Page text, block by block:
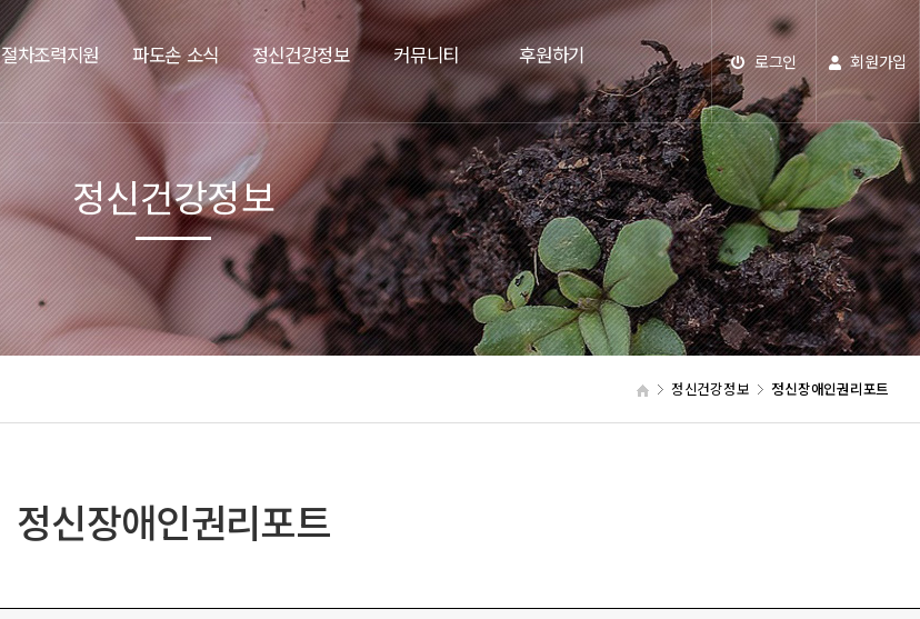
절차조력지원 파도손 소식 정신건강정보 커뮤니티 후원하기 로그인 회원가입
정신건강정보 정신장애인권리포트
정신건강정보
정신장애인권리포트